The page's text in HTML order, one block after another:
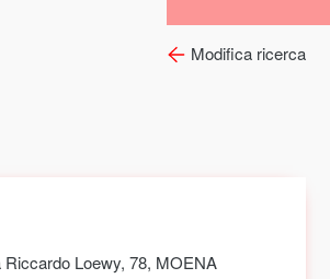
Modifica ricerca
Riccardo Loewy, 78, MOENA